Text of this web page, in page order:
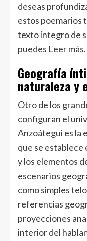
deseas
estos poemarios
texto íntegro de
puedes Leer más.
Geografía
naturaleza y
Otro de los
configuran el
Anzoátegui es la
que se establece
y los elementos
escenarios
como simples
referencias
proyecciones
interior del